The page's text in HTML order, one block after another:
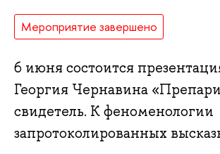
Мероприятие завершено
6 июня состоится
Георгия Чернавина
свидетель. К феноменологии
запротоколированных